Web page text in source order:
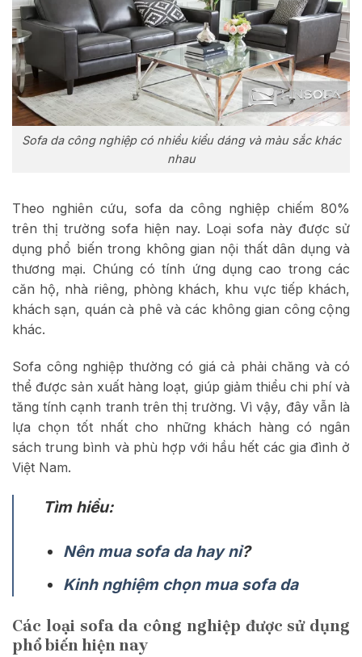
Sofa da công nghiệp có nhiều kiểu dáng và màu sắc khác
nhau
Theo nghiên cứu, sofa da công nghiệp chiếm 80%
trên thị trường sofa hiện nay. Loại sofa này được sử
dụng phổ biến trong không gian nội thất dân dụng và
thương mại. Chúng có tính ứng dụng cao trong các
căn hộ, nhà riêng, phòng khách, khu vực tiếp khách,
khách sạn, quán cà phê và các không gian công cộng
khác.
Sofa công nghiệp thường có giá cả phải chăng và có
thể được sản xuất hàng loạt, giúp giảm thiểu chi phí và
tăng tính cạnh tranh trên thị trường. Vì vậy, đây vẫn là
lựa chọn tốt nhất cho những khách hàng có ngân
sách trung bình và phù hợp với hầu hết các gia đình ở
Việt Nam.
Tìm hiểu:
Nên mua sofa da hay nỉ?
Kinh nghiệm chọn mua sofa da
Các loại sofa da công nghiệp được sử dụng
phổ biến hiện nay